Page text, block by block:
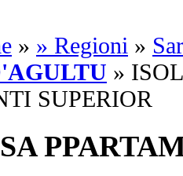
» » Regioni »
»
SUPERIOR